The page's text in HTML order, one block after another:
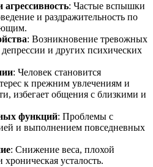
агрессивность: Частые вспышки
и раздражительность по
: Возникновение тревожных
и других психических
: Человек становится
к прежним увлечениям и
избегает общения с близкими и
функций: Проблемы с
и выполнением повседневных
: Снижение веса, плохой
усталость.